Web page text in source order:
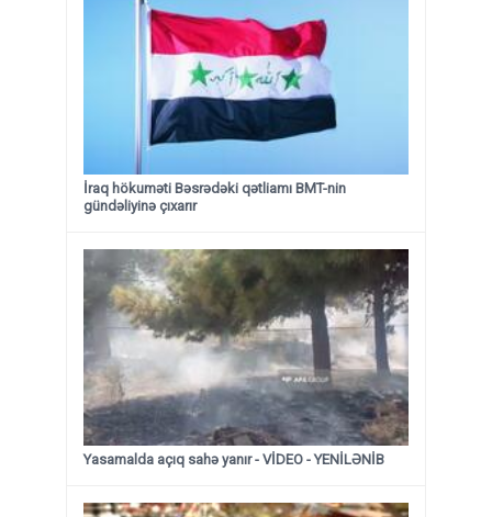
İraq hökuməti Bəsrədəki qətliamı BMT-nin
gündəliyinə çıxarır
Yasamalda açıq sahə yanır - VİDEO - YENİLƏNİB